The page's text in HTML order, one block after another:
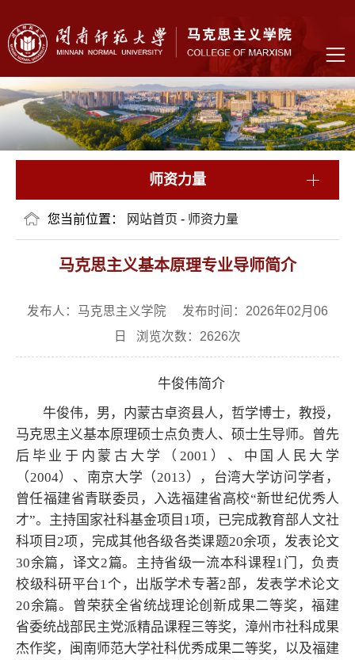
师资力量
您当前位置： 网站首页 - 师资力量
马克思主义基本原理专业导师简介
发布人：马克思主义学院 发布时间：2026年02月06
日 浏览次数： 2626次
牛俊伟简介
牛俊伟，男，
内蒙古卓资县人，哲学博士，教授，
马克思主义基本原理硕士点负责人、硕士生导师。曾先
后毕业于内蒙古大学（2001 ）、中国人民大学
（2004）、南京大学（2013），台湾大学访问学者，
曾任福建省青联委员，入选福建省高校“新世纪优秀人
才”。主持国家社科基金项目1项 ，已完成教育部人文社
科项目2项 ，完成其他各级各类课题20余项，发表论文
30余篇，译文2篇。主持省级一流本科课程1门，负责
校级科研平台1个， 出版学术专著2部，发表学术论文
20余篇。曾荣获全省统战理论创新成果二等奖，福建
省委统战部民主党派精品课程三等奖，漳州市社科成果
杰作奖，闽南师范大学社科优秀成果二等奖，以及福建